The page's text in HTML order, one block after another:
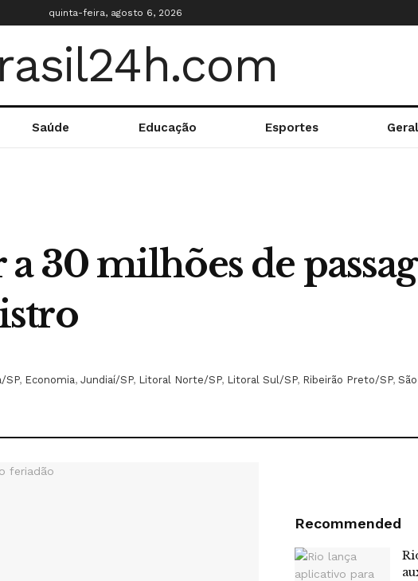
quinta-feira, agosto 6, 2026
Saúde Educação Esportes Geral
a 30 milhões de
SP, Economia, Jundiaí/SP, Litoral Norte/SP, Litoral Sul/SP, Ribeirão Preto/SP,
Recommended